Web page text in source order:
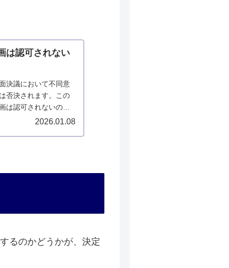
は認可されない
決議において不同意
否決されます。この
は認可されないのか
2026.01.08
るのかどうかが、決定